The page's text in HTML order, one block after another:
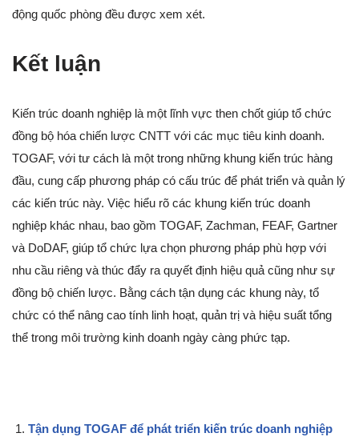
động quốc phòng đều được xem xét.
Kết luận
Kiến trúc doanh nghiệp là một lĩnh vực then chốt giúp tổ chức
đồng bộ hóa chiến lược CNTT với các mục tiêu kinh doanh.
TOGAF, với tư cách là một trong những khung kiến trúc hàng
đầu, cung cấp phương pháp có cấu trúc để phát triển và quản lý
các kiến trúc này. Việc hiểu rõ các khung kiến trúc doanh
nghiệp khác nhau, bao gồm TOGAF, Zachman, FEAF, Gartner
và DoDAF, giúp tổ chức lựa chọn phương pháp phù hợp với
nhu cầu riêng và thúc đẩy ra quyết định hiệu quả cũng như sự
đồng bộ chiến lược. Bằng cách tận dụng các khung này, tổ
chức có thể nâng cao tính linh hoạt, quản trị và hiệu suất tổng
thể trong môi trường kinh doanh ngày càng phức tạp.
Tận dụng TOGAF để phát triển kiến trúc doanh nghiệp